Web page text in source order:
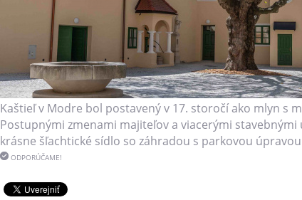
Kaštieľ v Modre bol postavený v 17. storočí ako mlyn s
Postupnými zmenami majiteľov a viacerými stavebnými
krásne šľachtické sídlo so záhradou s parkovou
ODPORÚČAME!